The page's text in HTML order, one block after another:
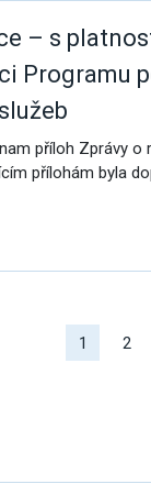
– s
Programu
příloh Zprávy
přílohám byla
1 2